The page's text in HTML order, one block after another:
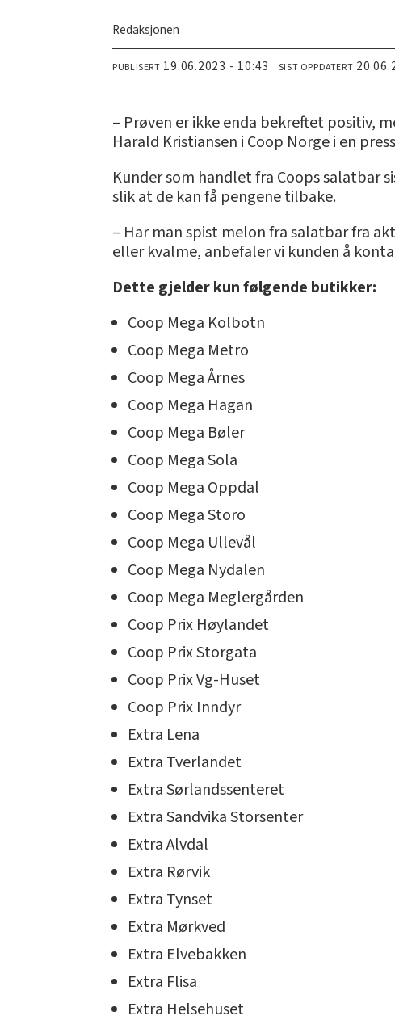
Redaksjonen
PUBLISERT 19.06.2023 - 10:43 SIST OPPDATERT
– Prøven er ikke enda bekreftet positiv,
Harald Kristiansen i Coop Norge i en
Kunder som handlet fra Coops
slik at de kan få pengene tilbake.
– Har man spist melon fra salatbar fra
eller kvalme, anbefaler vi kunden å
Dette gjelder kun følgende butikker:
Coop Mega Kolbotn
Coop Mega Metro
Coop Mega Årnes
Coop Mega Hagan
Coop Mega Bøler
Coop Mega Sola
Coop Mega Oppdal
Coop Mega Storo
Coop Mega Ullevål
Coop Mega Nydalen
Coop Mega Meglergården
Coop Prix Høylandet
Coop Prix Storgata
Coop Prix Vg-Huset
Coop Prix Inndyr
Extra Lena
Extra Tverlandet
Extra Sørlandssenteret
Extra Sandvika Storsenter
Extra Alvdal
Extra Rørvik
Extra Tynset
Extra Mørkved
Extra Elvebakken
Extra Flisa
Extra Helsehuset